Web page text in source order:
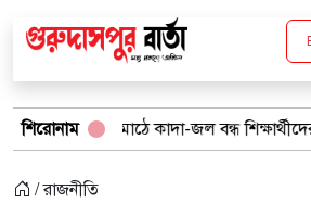
শিরোনাম
মাঠে কাদা-জল বন্ধ শিক্ষার্থীদের খেলাধুলা
/ রাজনীতি